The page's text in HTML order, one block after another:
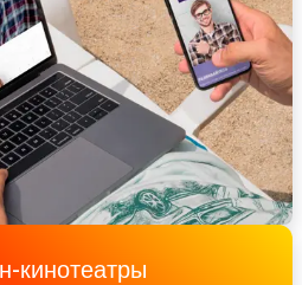
кинотеатры